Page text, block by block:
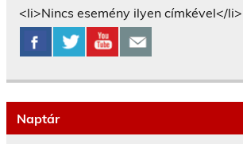
<li>Nincs esemény ilyen címkével</li>
Naptár